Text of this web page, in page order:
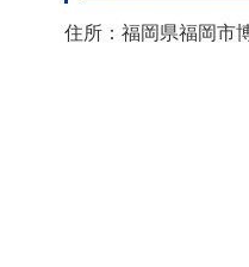
住所：福岡県福岡市